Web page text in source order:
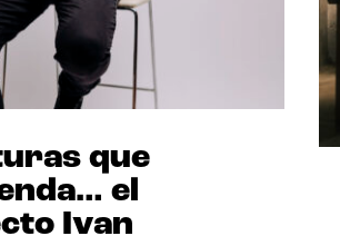
que
el
Ivan